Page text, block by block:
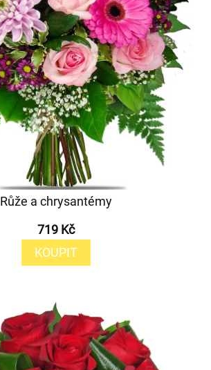
Růže a chrysantémy
719 Kč
KOUPIT